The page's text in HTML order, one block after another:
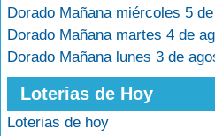
Dorado Mañana miércoles 5
Dorado Mañana martes 4 de
Dorado Mañana lunes 3 de
Loterias de Hoy
Loterias de hoy